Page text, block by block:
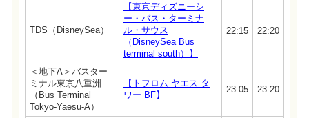
TDS（DisneySea）
【東京ディズニーシ
ー・バス・ターミナ
ル・サウス
（DisneySea Bus
terminal south）】
22:15 22:20
＜地下A＞バスター
ミナル東京八重洲
（Bus Terminal
Tokyo-Yaesu-A）
【トフロム ヤエス タ
ワー BF】
23:05 23:20